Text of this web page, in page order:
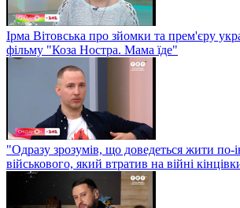
Ірма Вітовська про зйомки та прем'єру
фільму "Коза Ностра. Мама їде"
"Одразу зрозумів, що доведеться жити по-
військового, який втратив на війні